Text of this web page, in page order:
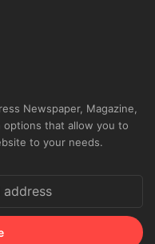
Newspaper, Magazine,
options that allow you to
to your needs.